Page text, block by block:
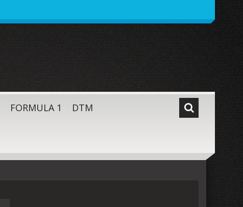
FORMULA 1 DTM